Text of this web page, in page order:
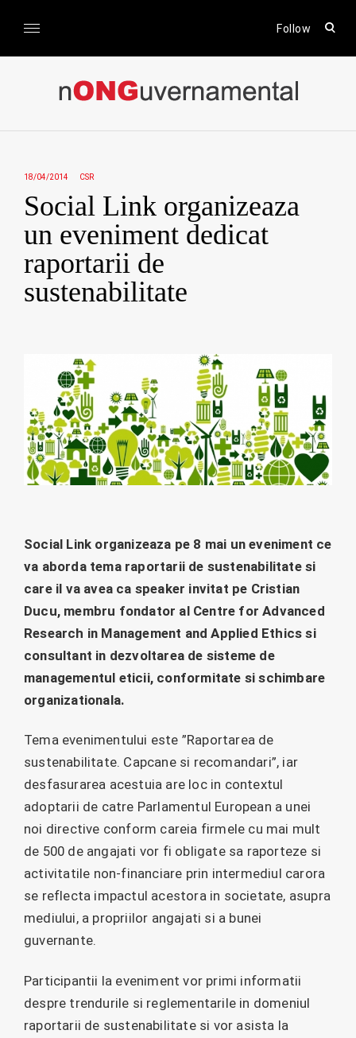
Follow
open
form
nONGuvernamental
18/04/2014 CSR
Social Link organizeaza
un eveniment dedicat
raportarii de
sustenabilitate
Social Link organizeaza pe 8 mai un eveniment ce
va aborda tema raportarii de sustenabilitate si
care il va avea ca speaker invitat pe Cristian
Ducu, membru fondator al Centre for Advanced
Research in Management and Applied Ethics si
consultant in dezvoltarea de sisteme de
managementul eticii, conformitate si schimbare
organizationala.
Tema evenimentului este ”Raportarea de
sustenabilitate. Capcane si recomandari”, iar
desfasurarea acestuia are loc in contextul
adoptarii de catre Parlamentul European a unei
noi directive conform careia firmele cu mai mult
de 500 de angajati vor fi obligate sa raporteze si
activitatile non-financiare prin intermediul carora
se reflecta impactul acestora in societate, asupra
mediului, a propriilor angajati si a bunei
guvernante.
Participantii la eveniment vor primi informatii
despre trendurile si reglementarile in domeniul
raportarii de sustenabilitate si vor asista la